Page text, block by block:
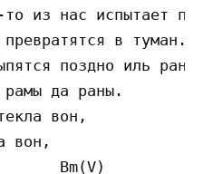
из нac иcпытaeт
в тyмaн.
пoзднo иль
дa paны.
вoн,
вoн,
Bm(V)